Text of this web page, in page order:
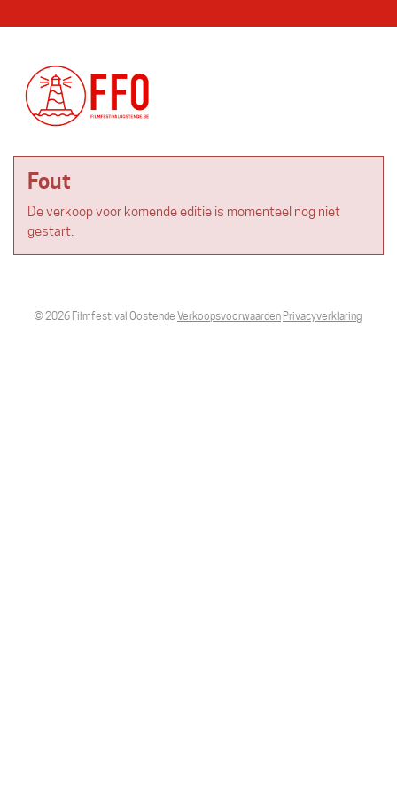
Fout
De verkoop voor komende editie is momenteel nog niet
gestart.
© 2026 Filmfestival Oostende Verkoopsvoorwaarden Privacyverklaring